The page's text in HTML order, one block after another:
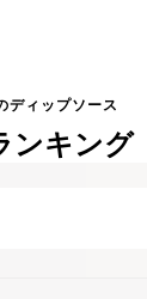
ディップソース
ンキング